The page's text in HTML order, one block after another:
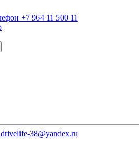
+7 964 11 500 11
drivelife-38@yandex.ru